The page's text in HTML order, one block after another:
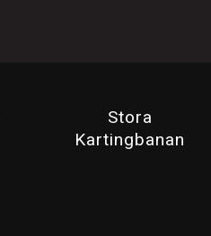
Stora
Kartingbanan